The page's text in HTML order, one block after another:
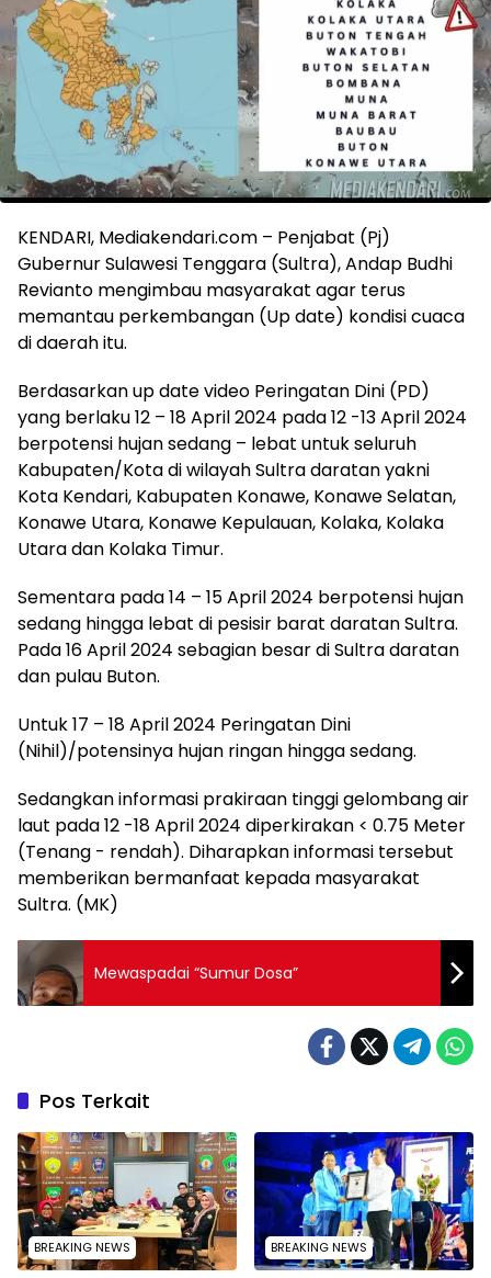
KENDARI, Mediakendari.com – Penjabat (Pj)
Gubernur Sulawesi Tenggara (Sultra), Andap Budhi
Revianto mengimbau masyarakat agar terus
memantau perkembangan (Up date) kondisi cuaca
di daerah itu.
Berdasarkan up date video Peringatan Dini (PD)
yang berlaku 12 – 18 April 2024 pada 12 -13 April 2024
berpotensi hujan sedang – lebat untuk seluruh
Kabupaten/Kota di wilayah Sultra daratan yakni
Kota Kendari, Kabupaten Konawe, Konawe Selatan,
Konawe Utara, Konawe Kepulauan, Kolaka, Kolaka
Utara dan Kolaka Timur.
Sementara pada 14 – 15 April 2024 berpotensi hujan
sedang hingga lebat di pesisir barat daratan Sultra.
Pada 16 April 2024 sebagian besar di Sultra daratan
dan pulau Buton.
Untuk 17 – 18 April 2024 Peringatan Dini
(Nihil)/potensinya hujan ringan hingga sedang.
Sedangkan informasi prakiraan tinggi gelombang air
laut pada 12 -18 April 2024 diperkirakan < 0.75 Meter
(Tenang - rendah). Diharapkan informasi tersebut
memberikan bermanfaat kepada masyarakat
Sultra. (MK)
Mewaspadai “Sumur Dosa”
Pos Terkait
BREAKING NEWS BREAKING NEWS